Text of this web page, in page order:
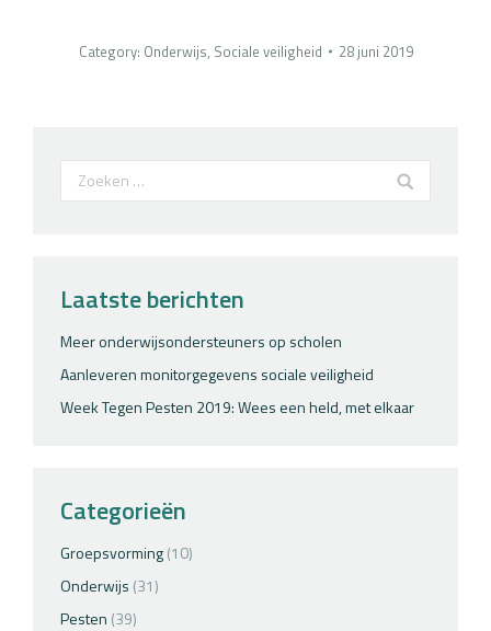
Category: Onderwijs, Sociale veiligheid 28 juni 2019
Search:
Laatste berichten
Meer onderwijsondersteuners op scholen
Aanleveren monitorgegevens sociale veiligheid
Week Tegen Pesten 2019: Wees een held, met elkaar
Categorieën
Groepsvorming(10)
Onderwijs (31)
Pesten (39)